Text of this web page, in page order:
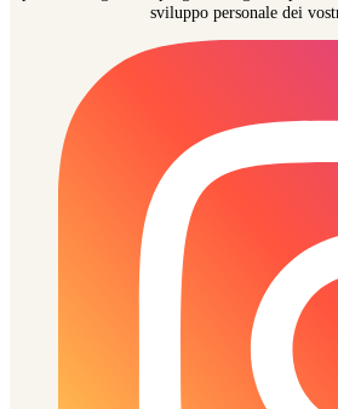
sviluppo personale dei